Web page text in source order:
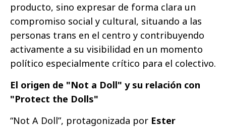
producto, sino expresar de forma clara un
compromiso social y cultural, situando a las
personas trans en el centro y contribuyendo
activamente a su visibilidad en un momento
político especialmente crítico para el colectivo.
El origen de "Not a Doll" y su relación con
"Protect the Dolls"
“Not A Doll”, protagonizada por Ester